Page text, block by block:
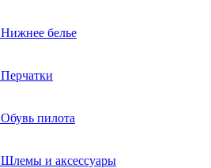
Нижнее белье
Перчатки
Обувь пилота
Шлемы и аксессуары